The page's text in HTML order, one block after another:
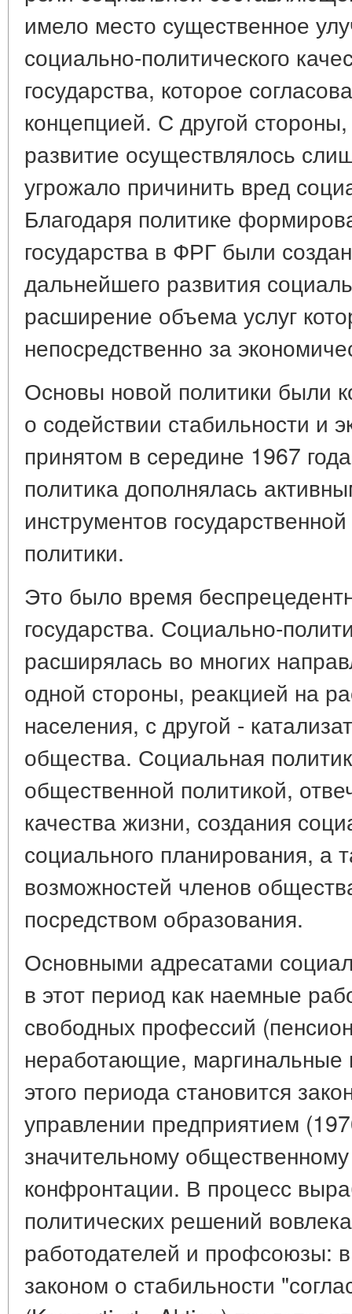
имело место существенное
социально-политического
государства, которое
концепцией. С другой
развитие осуществлялось
угрожало причинить вред
Благодаря политике
государства в ФРГ были
дальнейшего развития
расширение объема услуг
непосредственно за
Основы новой политики были
о содействии стабильности и
принятом в середине 1967
политика дополнялась
инструментов
политики.
Это было время
государства. Социально-
расширялась во многих
одной стороны, реакцией на
населения, с другой -
общества. Социальная
общественной политикой,
качества жизни, создания
социального планирования, а
возможностей членов
посредством образования.
Основными адресатами
в этот период как наемные
свободных профессий
неработающие, маргинальные
этого периода становится
управлении предприятием
значительному
конфронтации. В процесс
политических решений
работодателей и профсоюзы:
законом о стабильности